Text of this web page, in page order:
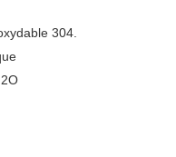
304.